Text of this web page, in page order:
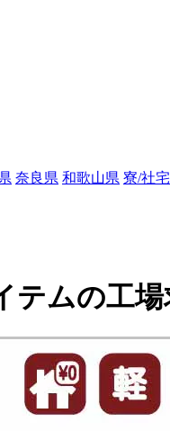
奈良県 和歌山県 寮/社
テムの工場